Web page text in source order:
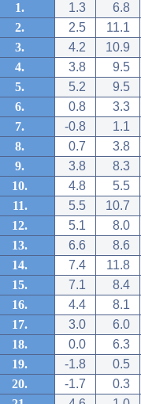
1. 1.3
6.8
2.
2.5
11.1
3.
4.2
10.9
4.
3.8
9.5
5.
5.2
9.5
6.
0.8
3.3
7.
-0.8
1.1
8.
0.7
3.8
9.
3.8
8.3
10.
4.8
5.5
11.
5.5
10.7
12.
5.1
8.0
13.
6.6
8.6
14.
7.4
11.8
15.
7.1
8.4
16.
4.4
8.1
17.
3.0
6.0
18.
0.0
6.3
19.
-1.8
0.5
20.
-1.7
0.3